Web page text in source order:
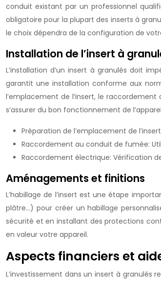
conduit existant par un professionnel
obligatoire pour la plupart des inserts à
le choix dépendra de la configuration de
Installation de l’insert à
L’installation d’un insert à granulés doit
garantit une installation conforme aux
l’emplacement de l’insert, le
s’assurer du bon fonctionnement de
Préparation de l’emplacement de
Raccordement au conduit de fumée:
Raccordement électrique: Vérification
Aménagements et finitions
L’habillage de l’insert est une étape
plâtre…) pour créer un habillage
sécurité et en installant des protections
en valeur votre appareil.
Aspects financiers et
L’investissement dans un insert à granulés